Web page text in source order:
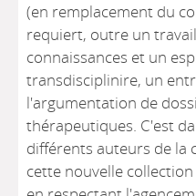
(en remplacement du
requiert, outre un
connaissances et un
transdisciplinire, un
l'argumentation de
thérapeutiques. C'est
différents auteurs de la
cette nouvelle